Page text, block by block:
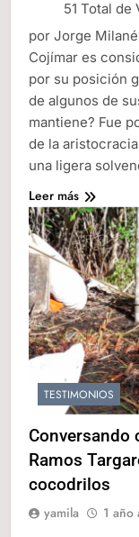
51 Total de
por Jorge
Cojímar es
por su posición
de algunos de
mantiene? Fue
de la
una ligera
Leer más
TESTIMONIOS
Conversando
Ramos
cocodrilos
yamila 1 año